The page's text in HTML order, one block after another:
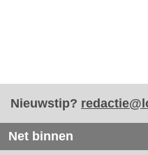
Nieuwstip?
Net binnen